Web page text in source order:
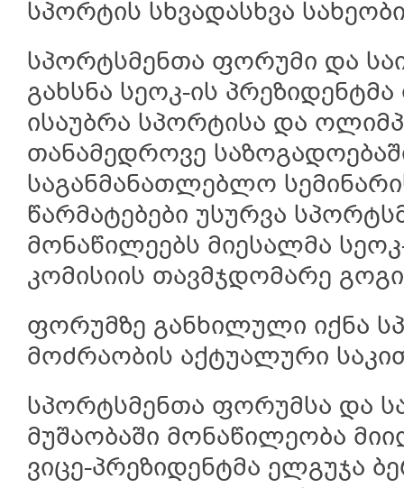
სპორტის სხვადასხვა
სპორტსმენთა ფორუმი და
გახსნა სეოკ-ის
ისაუბრა სპორტისა და
თანამედროვე
საგანმანათლებლო
წარმატებები უსურვა
მონაწილეებს მიესალმა
კომისიის თავმჯდომარე
ფორუმზე განხილული იქნა
მოძრაობის აქტუალური
სპორტსმენთა ფორუმსა და
მუშაობაში მონაწილეობა
ვიცე-პრეზიდენტმა ელგუჯა